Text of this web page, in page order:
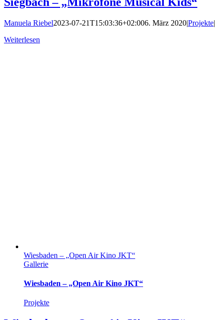
Manuela Riebel2023-07-21T15:03:36+02:006. März 2020|Projekte|
Weiterlesen
Wiesbaden – „Open Air Kino JKT“
Gallerie
Wiesbaden – „Open Air Kino JKT“
Projekte